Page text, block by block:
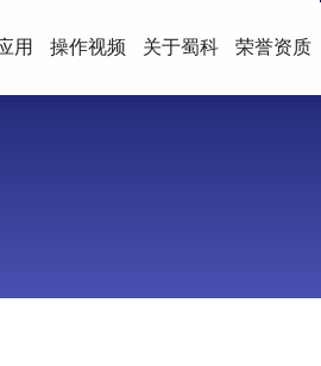
用 操作视频 关于蜀科 荣誉资质